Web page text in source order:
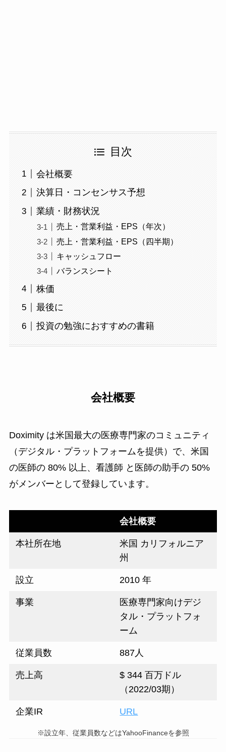
目次
会社概要
決算日・コンセンサス予想
業績・財務状況
売上・営業利益・EPS（年次）
売上・営業利益・EPS（四半期）
キャッシュフロー
バランスシート
株価
最後に
投資の勉強におすすめの書籍
会社概要
Doximity は米国最大の医療専門家のコミュニティ
（デジタル・プラットフォームを提供）で、米国
の医師の 80% 以上、看護師 と医師の助手の 50%
がメンバーとして登録しています。
会社概要
本社所在地
米国 カリフォルニア
州
設立 2010 年
事業
医療専門家向けデジ
タル・プラットフォ
ーム
従業員数 887人
売上高
$ 344 百万ドル
（2022/03期）
企業IR URL
※設立年、従業員数などはYahooFinanceを参照